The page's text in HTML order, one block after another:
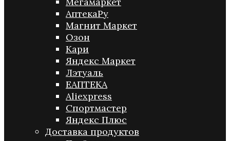
АптекаРу
Магнит Маркет
Озон
Кари
Яндекс Маркет
Лэтуаль
ЕАПТЕКА
Aliexpress
Спортмастер
Яндекс Плюс
Доставка продуктов